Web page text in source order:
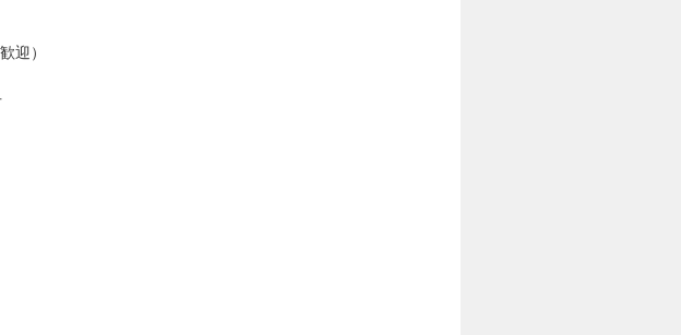
迎）